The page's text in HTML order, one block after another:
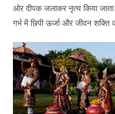
ओर दीपक जलाकर नृत्य किया जाता
गर्भ में छिपी ऊर्जा और जीवन शक्ति